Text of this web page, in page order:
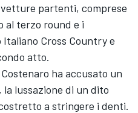
partenti, comprese
al terzo round e i
Cross Country e
atto.
ha accusato un
lussazione di un dito
a stringere i denti.